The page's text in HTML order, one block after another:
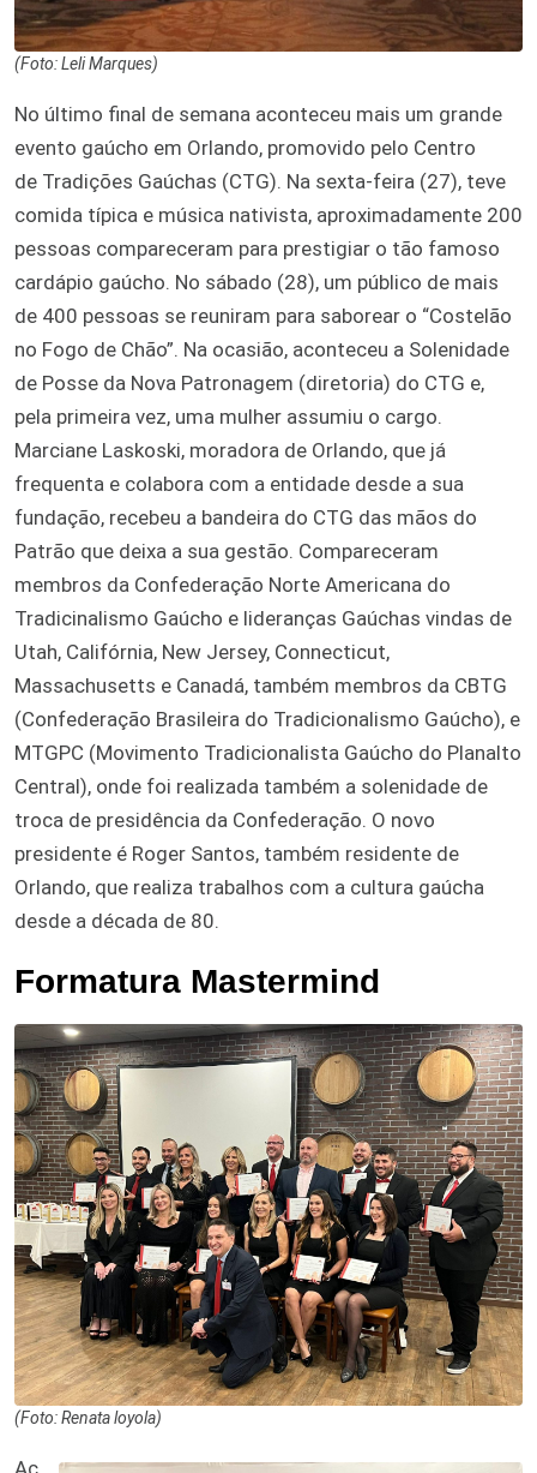
(Foto: Leli Marques)
No último final de semana aconteceu mais um grande
evento gaúcho em Orlando, promovido pelo Centro
de Tradições Gaúchas (CTG). Na sexta-feira (27), teve
comida típica e música nativista, aproximadamente 200
pessoas compareceram para prestigiar o tão famoso
cardápio gaúcho. No sábado (28), um público de mais
de 400 pessoas se reuniram para saborear o “Costelão
no Fogo de Chão”. Na ocasião, aconteceu a Solenidade
de Posse da Nova Patronagem (diretoria) do CTG e,
pela primeira vez, uma mulher assumiu o cargo.
Marciane Laskoski, moradora de Orlando, que já
frequenta e colabora com a entidade desde a sua
fundação, recebeu a bandeira do CTG das mãos do
Patrão que deixa a sua gestão. Compareceram
membros da Confederação Norte Americana do
Tradicinalismo Gaúcho e lideranças Gaúchas vindas de
Utah, Califórnia, New Jersey, Connecticut,
Massachusetts e Canadá, também membros da CBTG
(Confederação Brasileira do Tradicionalismo Gaúcho), e
MTGPC (Movimento Tradicionalista Gaúcho do Planalto
Central), onde foi realizada também a solenidade de
troca de presidência da Confederação. O novo
presidente é Roger Santos, também residente de
Orlando, que realiza trabalhos com a cultura gaúcha
desde a década de 80.
Formatura Mastermind
(Foto: Renata loyola)